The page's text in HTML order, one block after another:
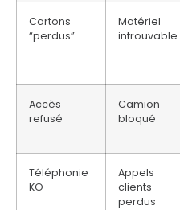
Cartons
“perdus”
Matériel
introuvable
Accès
refusé
Camion
bloqué
Téléphonie
KO
Appels
clients
perdus